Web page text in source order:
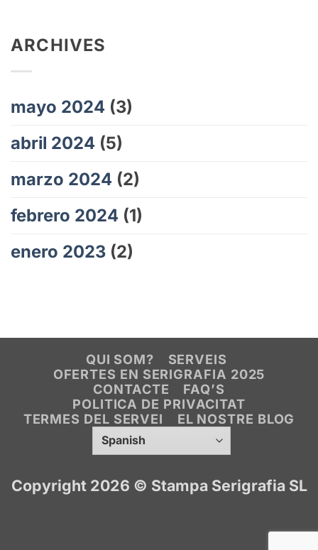
ARCHIVES
mayo 2024 (3)
abril 2024 (5)
marzo 2024 (2)
febrero 2024 (1)
enero 2023 (2)
QUI SOM?
SERVEIS
OFERTES EN SERIGRAFIA 2025
CONTACTE
FAQ’S
POLITICA DE PRIVACITAT
TERMES DEL SERVEI
EL NOSTRE BLOG
Copyright 2026 © Stampa Serigrafia SL